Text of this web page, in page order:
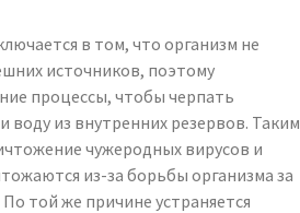
в том, что организм не
источников, поэтому
процессы, чтобы черпать
воду из внутренних резервов. Таким
чужеродных вирусов и
из-за борьбы организма за
той же причине устраняется